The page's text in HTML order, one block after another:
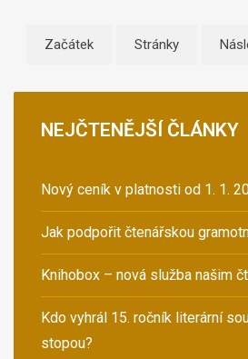
Začátek Stránky
NEJČTENĚJŠÍ ČLÁNKY
Nový ceník v platnosti od 1. 1.
Jak podpořit čtenářskou
Knihobox – nová služba našim
Kdo vyhrál 15. ročník literární
stopou?